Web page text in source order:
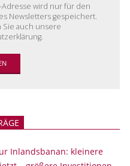
Adresse wird nur für den
Newsletters gespeichert.
Sie auch unsere
Inlandsbanan: kleinere